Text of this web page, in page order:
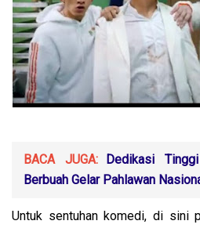
BACA JUGA: Dedikasi
Berbuah Gelar Pahlawan
Untuk sentuhan komedi, di sini